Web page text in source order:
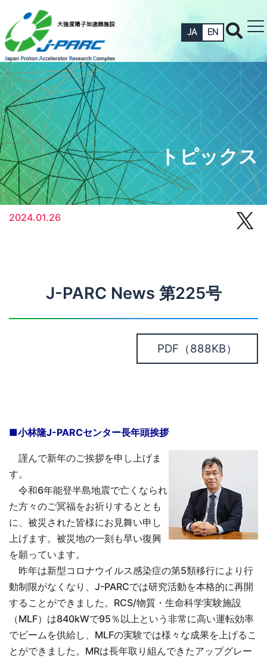
JA EN
トピックス
2024.01.26
J-PARC News 第225号
PDF （888KB）
■小林隆J-PARCセンター長年頭挨拶
謹んで新年のご挨拶を申し上げま
す。
令和6年能登半島地震で亡くなられ
た方々のご冥福をお祈りするととも
に、被災された皆様にお見舞い申し
上げます。被災地の一刻も早い復興
を願っています。
昨年は新型コロナウイルス感染症の第5類移行により行
動制限がなくなり、J-PARCでは研究活動を本格的に再開
することができました。RCS/物質・生命科学実験施設
（MLF）は840kWで95％以上という非常に高い運転効率
でビームを供給し、MLFの実験では様々な成果を上げるこ
とができました。MRは長年取り組んできたアップグレー